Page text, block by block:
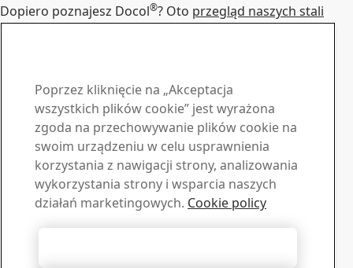
Dopiero poznajesz Docol®? Oto przegląd naszych stali
Skontaktuj się z SSAB Docol
Skontaktuj się z nami
Materiały do pobrania
Pobierz broszury, certyfikaty i inne materiały SSAB
Przejdź do materiałów
Sprzedaż
Skontaktuj się z nami, jeśli potrzebujesz informacji lub
Poprzez kliknięcie na „Akceptacja
wszystkich plików cookie” jest wyrażona
zgoda na przechowywanie plików cookie na
swoim urządzeniu w celu usprawnienia
korzystania z nawigacji strony, analizowania
wykorzystania strony i wsparcia naszych
działań marketingowych. Cookie policy